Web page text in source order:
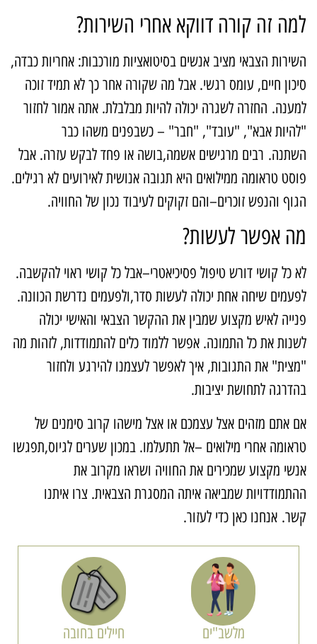
זה קורה דווקא אחרי השירות?
הצבאי מציב אנשים בסיטואציות מורכבות: אחריות כבדה,
חיים, עומס רגשי. אבל מה שקורה אחר כך לא תמיד זוכה
החזרה לשגרה יכולה להיות מבלבלת. אתה אמור לחזור
אבא", "עובד", "חבר" – כשבפנים משהו כבר
רבים מרגישים אשמה,בושה או פחד לבקש עזרה. אבל
טראומה ממילואים היא תגובה אנושית לאירועים לא רגילים.
והנפש זוכרים–והם זקוקים לעיבוד נכון של החוויה.
אפשר לעשות?
כל קושי דורש טיפול פסיכיאטרי–אבל כל קושי ראוי להקשבה.
שיחה אחת יכולה לעשות סדר,ולפעמים נדרשת הכוונה.
לאיש מקצוע שמבין את ההקשר הצבאי והאישי יכולה
את כל התמונה. אפשר ללמוד כלים להתמודדות, לזהות מה
את התגובות, איך לאפשר לעצמנו להירגע ולחזור
לתחושת יציבות.
אתם מזהים אצל עצמכם או אצל מישהו קרוב סימנים של
אחרי מילואים –אל תתעלמו. במכון שערים לגיוס,תפגשו
מקצוע שמכירים את החוויה ושראו מקרוב את
שמביאה איתה המסגרת הצבאית. צרו איתנו
אנחנו כאן כדי לעזור.
מלשב"ים חיילים בחובה